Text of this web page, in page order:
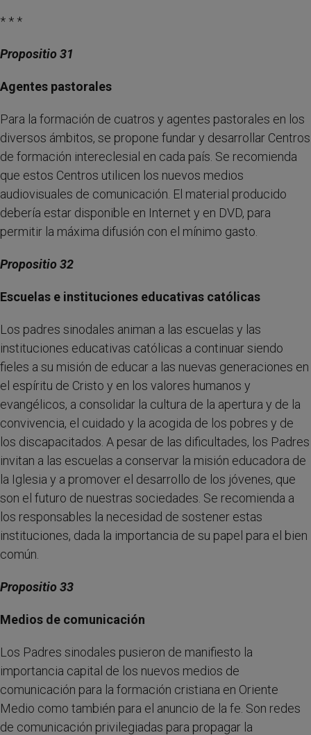
* * *
Propositio 31
Agentes pastorales
Para la formación de cuatros y agentes pastorales en los
diversos ámbitos, se propone fundar y desarrollar Centros
de formación intereclesial en cada país. Se recomienda
que estos Centros utilicen los nuevos medios
audiovisuales de comunicación. El material producido
debería estar disponible en Internet y en DVD, para
permitir la máxima difusión con el mínimo gasto.
Propositio 32
Escuelas e instituciones educativas católicas
Los padres sinodales animan a las escuelas y las
instituciones educativas católicas a continuar siendo
fieles a su misión de educar a las nuevas generaciones en
el espíritu de Cristo y en los valores humanos y
evangélicos, a consolidar la cultura de la apertura y de la
convivencia, el cuidado y la acogida de los pobres y de
los discapacitados. A pesar de las dificultades, los Padres
invitan a las escuelas a conservar la misión educadora de
la Iglesia y a promover el desarrollo de los jóvenes, que
son el futuro de nuestras sociedades. Se recomienda a
los responsables la necesidad de sostener estas
instituciones, dada la importancia de su papel para el bien
común.
Propositio 33
Medios de comunicación
Los Padres sinodales pusieron de manifiesto la
importancia capital de los nuevos medios de
comunicación para la formación cristiana en Oriente
Medio como también para el anuncio de la fe. Son redes
de comunicación privilegiadas para propagar la